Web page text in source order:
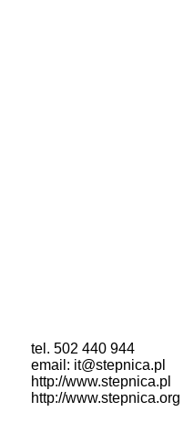
tel. 502 440 944
email: it@stepnica.pl
http://www.stepnica.pl
http://www.stepnica.org